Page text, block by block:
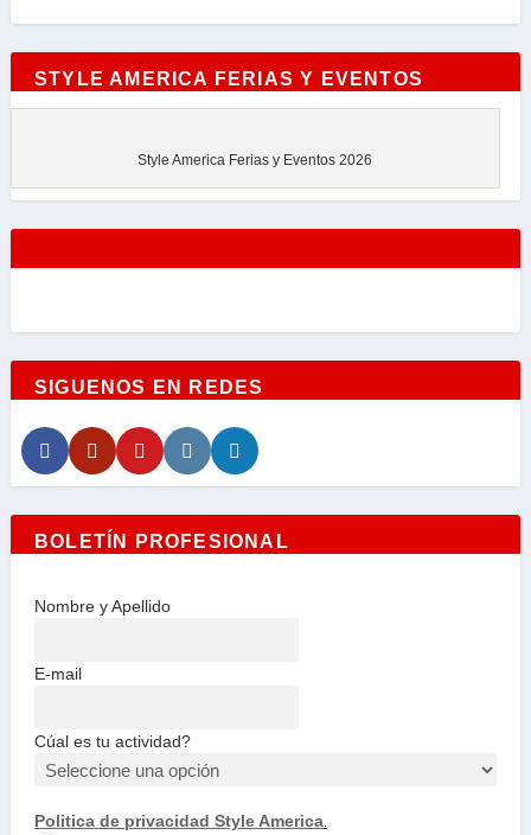
STYLE AMERICA FERIAS Y EVENTOS
Style America Ferias y Eventos 2026
SIGUENOS EN REDES
BOLETÍN PROFESIONAL
Nombre y Apellido
E-mail
Cúal es tu actividad?
Politica de privacidad Style America.